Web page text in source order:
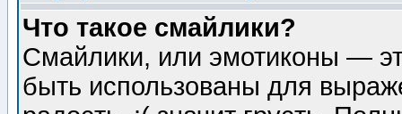
Что такое смайлики?
Смайлики, или эмотиконы —
быть использованы для